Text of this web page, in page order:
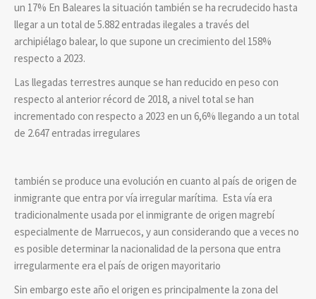
un 17% En Baleares la situación también se ha recrudecido hasta
llegar a un total de 5.882 entradas ilegales a través del
archipiélago balear, lo que supone un crecimiento del 158%
respecto a 2023.
Las llegadas terrestres aunque se han reducido en peso con
respecto al anterior récord de 2018, a nivel total se han
incrementado con respecto a 2023 en un 6,6% llegando a un total
de 2.647 entradas irregulares
también se produce una evolución en cuanto al país de origen de
inmigrante que entra por vía irregular marítima. Esta vía era
tradicionalmente usada por el inmigrante de origen magrebí
especialmente de Marruecos, y aun considerando que a veces no
es posible determinar la nacionalidad de la persona que entra
irregularmente era el país de origen mayoritario
Sin embargo este año el origen es principalmente la zona del